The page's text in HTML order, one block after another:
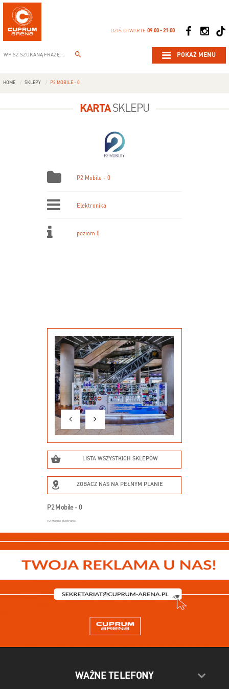
DZIŚ OTWARTE09:00 - 21:00
POKAŻ MENU
HOME SKLEPY P2 MOBILE - 0
KARTASKLEPU
P2 Mobile - 0
Elektronika
poziom 0
LISTA WSZYSTKICH SKLEPÓW
ZOBACZ NAS NA PEŁNYM PLANIE
P2 Mobile - 0
P2 Mobile electronic.
WAŻNE TELEFONY